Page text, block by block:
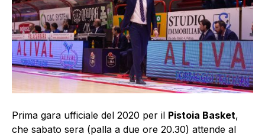
Prima gara ufficiale del 2020 per il Pistoia Basket,
che sabato sera (palla a due ore 20.30) attende al